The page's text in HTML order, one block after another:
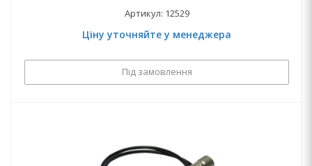
Артикул: 12529
Ціну уточняйте у менеджера
Під замовлення